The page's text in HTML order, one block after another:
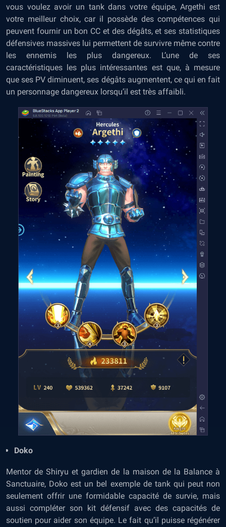
vous voulez avoir un tank dans votre équipe, Argethi est
votre meilleur choix, car il possède des compétences qui
peuvent fournir un bon CC et des dégâts, et ses statistiques
défensives massives lui permettent de survivre même contre
les ennemis les plus dangereux. L’une de ses
caractéristiques les plus intéressantes est que, à mesure
que ses PV diminuent, ses dégâts augmentent, ce qui en fait
un personnage dangereux lorsqu’il est très affaibli.
Doko
Mentor de Shiryu et gardien de la maison de la Balance à
Sanctuaire, Doko est un bel exemple de tank qui peut non
seulement offrir une formidable capacité de survie, mais
aussi compléter son kit défensif avec des capacités de
soutien pour aider son équipe. Le fait qu’il puisse régénérer